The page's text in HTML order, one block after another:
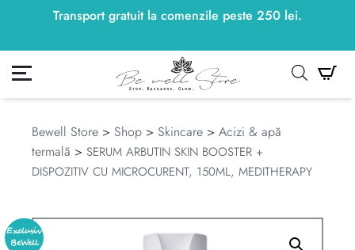
Transport gratuit la comenzile peste 250 lei.
250lei
meu
Bewell Store > Shop > Skincare > Acizi & apă
termală > SERUM ARBUTIN SKIN BOOSTER +
DISPOZITIV CU MICROCURENT, 150ML, MEDITHERAPY
Exclusiv
BeWell